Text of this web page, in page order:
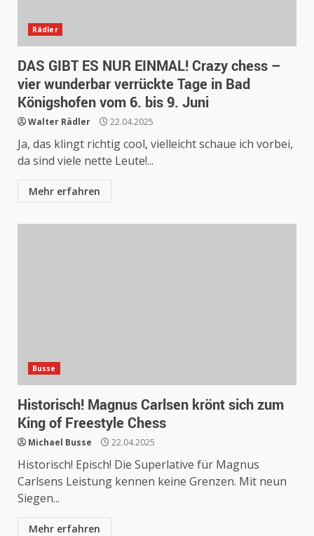
Rädler
DAS GIBT ES NUR EINMAL! Crazy chess –
vier wunderbar verrückte Tage in Bad
Königshofen vom 6. bis 9. Juni
Walter Rädler 22.04.2025
Ja, das klingt richtig cool, vielleicht schaue ich vorbei,
da sind viele nette Leute!...
Mehr erfahren
Busse
Historisch! Magnus Carlsen krönt sich zum
King of Freestyle Chess
Michael Busse 22.04.2025
Historisch! Episch! Die Superlative für Magnus
Carlsens Leistung kennen keine Grenzen. Mit neun
Siegen...
Mehr erfahren